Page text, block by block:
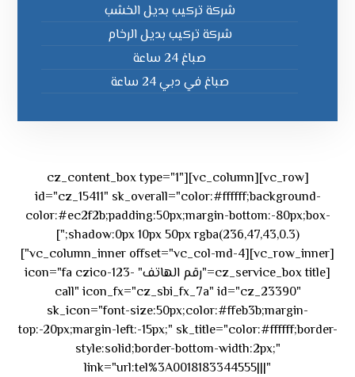
شركة تركيب بديل الخشب
شركة تركيب بديل الرخام
صباغ 24 ساعة
صباغ في دبي 24 ساعة
[vc_row][vc_column][cz_content_box type="1"
id="cz_15411" sk_overall="color:#ffffff;background-
color:#ec2f2b;padding:50px;margin-bottom:-80px;box-
shadow:0px 10px 50px rgba(236,47,43,0.3);"]
[vc_row_inner][vc_column_inner offset="vc_col-md-4"]
[cz_service_box title="رقم الهاتف" icon="fa czico-123-
call" icon_fx="cz_sbi_fx_7a" id="cz_23390"
sk_icon="font-size:50px;color:#ffeb3b;margin-
top:-20px;margin-left:-15px;" sk_title="color:#ffffff;border-
style:solid;border-bottom-width:2px;"
link="url:tel%3A0018183344555|||"